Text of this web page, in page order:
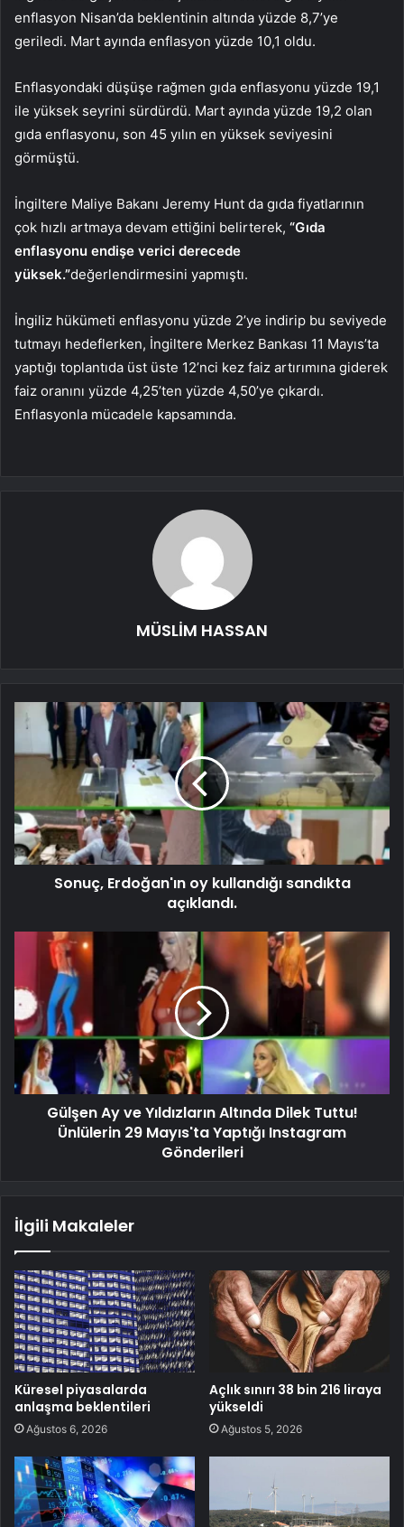
enflasyon Nisan’da beklentinin altında yüzde 8,7’ye
geriledi. Mart ayında enflasyon yüzde 10,1 oldu.
Enflasyondaki düşüşe rağmen gıda enflasyonu yüzde 19,1
ile yüksek seyrini sürdürdü. Mart ayında yüzde 19,2 olan
gıda enflasyonu, son 45 yılın en yüksek seviyesini
görmüştü.
İngiltere Maliye Bakanı Jeremy Hunt da gıda fiyatlarının
çok hızlı artmaya devam ettiğini belirterek, “Gıda
enflasyonu endişe verici derecede
yüksek.”değerlendirmesini yapmıştı.
İngiliz hükümeti enflasyonu yüzde 2’ye indirip bu seviyede
tutmayı hedeflerken, İngiltere Merkez Bankası 11 Mayıs’ta
yaptığı toplantıda üst üste 12’nci kez faiz artırımına giderek
faiz oranını yüzde 4,25’ten yüzde 4,50’ye çıkardı.
Enflasyonla mücadele kapsamında.
MÜSLİM HASSAN
Sonuç, Erdoğan'ın oy kullandığı sandıkta
açıklandı.
Gülşen Ay ve Yıldızların Altında Dilek Tuttu!
Ünlülerin 29 Mayıs'ta Yaptığı Instagram
Gönderileri
İlgili Makaleler
Küresel piyasalarda
anlaşma beklentileri
Ağustos 6, 2026
Açlık sınırı 38 bin 216 liraya
yükseldi
Ağustos 5, 2026